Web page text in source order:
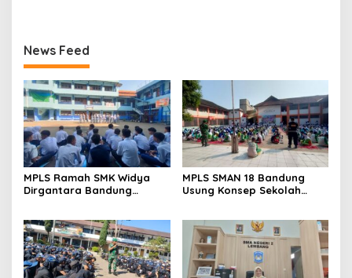
News Feed
MPLS Ramah SMK Widya
Dirgantara Bandung
MPLS SMAN 18 Bandung
Usung Konsep Sekolah